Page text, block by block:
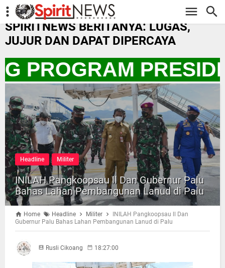
-->
SPIRITNEWS BERITANYA: LUGAS,
JUJUR DAN DAPAT DIPERCAYA
Headline Militer
INILAH Pangkoopsau ll Dan Gubernur Palu
Bahas Lahan Pembangunan Lanud di Palu
Home Headline Militer
INILAH Pangkoopsau ll Dan
Gubernur Palu Bahas Lahan Pembangunan Lanud di Palu
Rusli Cikoang 18:27:00